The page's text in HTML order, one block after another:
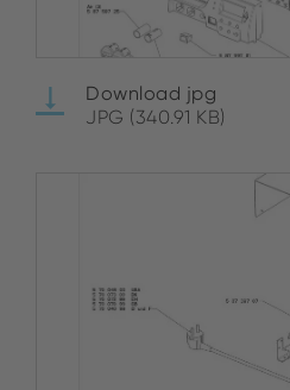
Download jpg
JPG (340.91 KB)